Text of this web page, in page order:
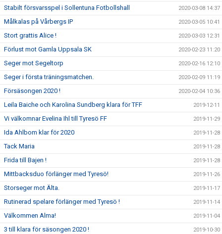
Stabilt försvarsspel i Sollentuna Fotbollshall 2020-03-08 14:37
Målkalas på Vårbergs IP 2020-03-05 10:41
Stort grattis Alice ! 2020-03-03 12:31
Förlust mot Gamla Uppsala SK 2020-02-23 11:20
Seger mot Segeltorp 2020-02-16 12:10
Seger i första träningsmatchen. 2020-02-09 11:19
Försäsongen 2020 ! 2020-02-04 10:36
Leila Baiche och Karolina Sundberg klara för TFF 2019-12-11
Vi välkomnar Evelina Ihl till Tyresö FF 2019-11-29
Ida Ahlbom klar för 2020 2019-11-28
Tack Maria 2019-11-28
Frida till Bajen ! 2019-11-28
Mittbacksduo förlänger med Tyresö! 2019-11-26
Storseger mot Älta. 2019-11-17
Rutinerad spelare förlänger med Tyresö ! 2019-11-14
Välkommen Alma! 2019-11-04
3 till klara för säsongen 2020 ! 2019-10-30